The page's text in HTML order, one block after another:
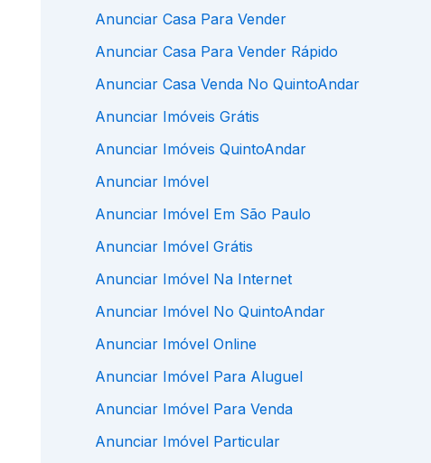
Anunciar Casa Para Vender
Anunciar Casa Para Vender Rápido
Anunciar Casa Venda No QuintoAndar
Anunciar Imóveis Grátis
Anunciar Imóveis QuintoAndar
Anunciar Imóvel
Anunciar Imóvel Em São Paulo
Anunciar Imóvel Grátis
Anunciar Imóvel Na Internet
Anunciar Imóvel No QuintoAndar
Anunciar Imóvel Online
Anunciar Imóvel Para Aluguel
Anunciar Imóvel Para Venda
Anunciar Imóvel Particular